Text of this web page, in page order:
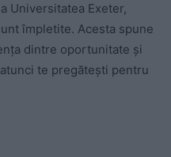
Universitatea Exeter,
împletite. Acesta spune
dintre oportunitate și
te pregătești pentru